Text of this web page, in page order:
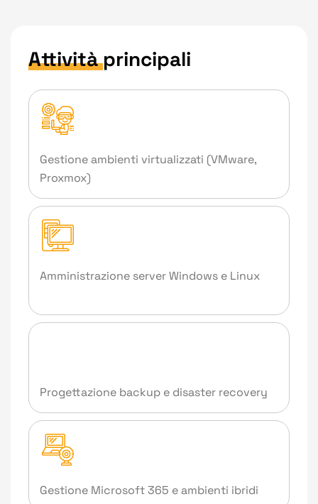
Attivitàprincipali
Gestione ambienti virtualizzati (VMware,
Proxmox)
Amministrazione server Windows e Linux
Progettazione backup e disaster recovery
Gestione Microsoft 365 e ambienti ibridi